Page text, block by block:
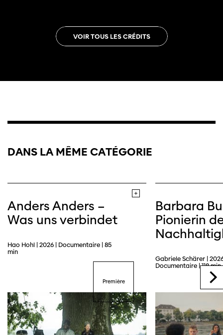
VOIR TOUS LES CRÉDITS
DANS LA MÊME CATÉGORIE
Anders Anders –
Was uns verbindet
Hao Hohl | 2026 | Documentaire | 85
min
Première
Barbara
Pionierin
Gabriele Schärer |
Documentaire | 118 min